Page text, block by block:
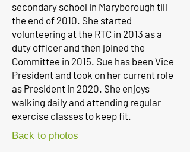
secondary school in Maryborough till
the end of 2010. She started
volunteering at the RTC in 2013 as a
duty officer and then joined the
Committee in 2015. Sue has been Vice
President and took on her current role
as President in 2020. She enjoys
walking daily and attending regular
exercise classes to keep fit.
Back to photos